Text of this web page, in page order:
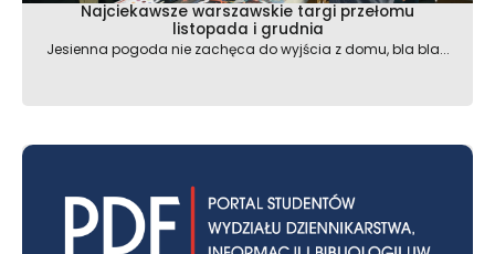
Najciekawsze warszawskie targi przełomu
listopada i grudnia
Jesienna pogoda nie zachęca do wyjścia z domu, bla bla...